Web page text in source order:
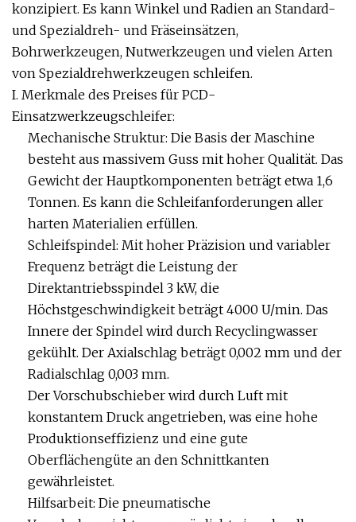
konzipiert. Es kann Winkel und Radien an Standard-
und Spezialdreh- und Fräseinsätzen,
Bohrwerkzeugen, Nutwerkzeugen und vielen Arten
von Spezialdrehwerkzeugen schleifen.
I. Merkmale des Preises für PCD-
Einsatzwerkzeugschleifer:
Mechanische Struktur: Die Basis der Maschine
besteht aus massivem Guss mit hoher Qualität. Das
Gewicht der Hauptkomponenten beträgt etwa 1,6
Tonnen. Es kann die Schleifanforderungen aller
harten Materialien erfüllen.
Schleifspindel: Mit hoher Präzision und variabler
Frequenz beträgt die Leistung der
Direktantriebsspindel 3 kW, die
Höchstgeschwindigkeit beträgt 4000 U/min. Das
Innere der Spindel wird durch Recyclingwasser
gekühlt. Der Axialschlag beträgt 0,002 mm und der
Radialschlag 0,003 mm.
Der Vorschubschieber wird durch Luft mit
konstantem Druck angetrieben, was eine hohe
Produktionseffizienz und eine gute
Oberflächengüte an den Schnittkanten
gewährleistet.
Hilfsarbeit: Die pneumatische